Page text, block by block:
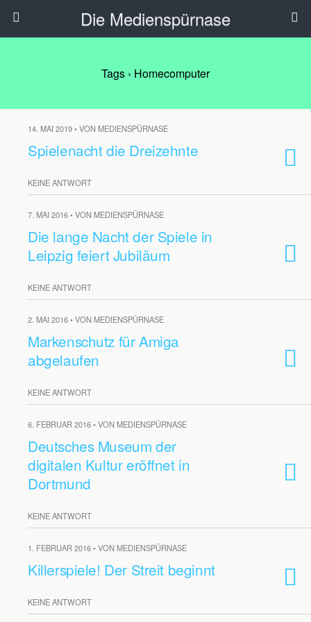
Die Medienspürnase
Tags › Homecomputer
14. MAI 2019 • VON MEDIENSPÜRNASE
Spielenacht die Dreizehnte
KEINE ANTWORT
7. MAI 2016 • VON MEDIENSPÜRNASE
Die lange Nacht der Spiele in
Leipzig feiert Jubiläum
KEINE ANTWORT
2. MAI 2016 • VON MEDIENSPÜRNASE
Markenschutz für Amiga
abgelaufen
KEINE ANTWORT
6. FEBRUAR 2016 • VON MEDIENSPÜRNASE
Deutsches Museum der
digitalen Kultur eröffnet in
Dortmund
KEINE ANTWORT
1. FEBRUAR 2016 • VON MEDIENSPÜRNASE
Killerspiele! Der Streit beginnt
KEINE ANTWORT